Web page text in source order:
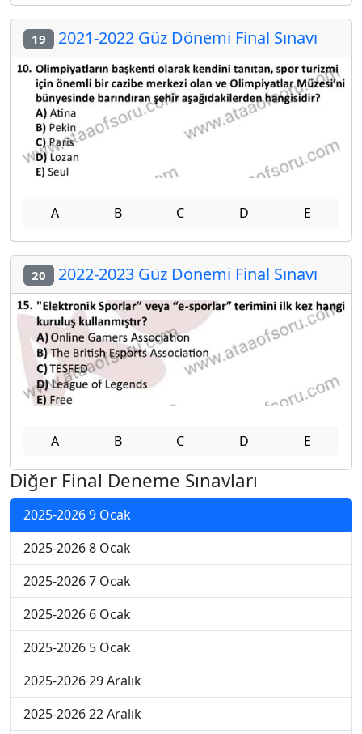
19 2021-2022 Güz Dönemi Final Sınavı
A B C D E
20 2022-2023 Güz Dönemi Final Sınavı
A B C D E
Diğer Final Deneme Sınavları
2025-2026 9 Ocak
2025-2026 8 Ocak
2025-2026 7 Ocak
2025-2026 6 Ocak
2025-2026 5 Ocak
2025-2026 29 Aralık
2025-2026 22 Aralık